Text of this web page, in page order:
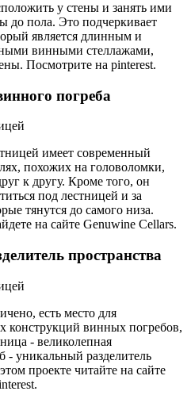
у стены и занять ими
до пола. Это подчеркивает
является длинным и
винными стеллажами,
Посмотрите на pinterest.
погреба
имеет современный
похожих на головоломки,
к другу. Кроме того, он
под лестницей и за
тянутся до самого низа.
на сайте Genuwine Cellars.
пространства
есть место для
конструкций винных погребов,
- великолепная
- уникальный разделитель
проекте читайте на сайте